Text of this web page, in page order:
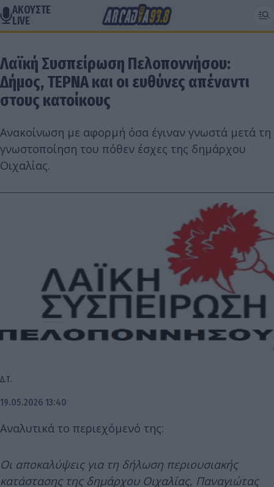
ΑΚΟΥΣΤΕ
LIVE
Λαϊκή Συσπείρωση Πελοποννήσου:
Δήμος, ΤΕΡΝΑ και οι ευθύνες απέναντι
στους κατοίκους
Ανακοίνωση με αφορμή όσα έγιναν γνωστά μετά τη
γνωστοποίηση του πόθεν έσχες της δημάρχου
Οιχαλίας.
Δ.Τ.
19.05.2026 13:40
Αναλυτικά το περιεχόμενό της:
Οι αποκαλύψεις για τη δήλωση περιουσιακής
κατάστασης της δημάρχου Οιχαλίας, Παναγιώτας